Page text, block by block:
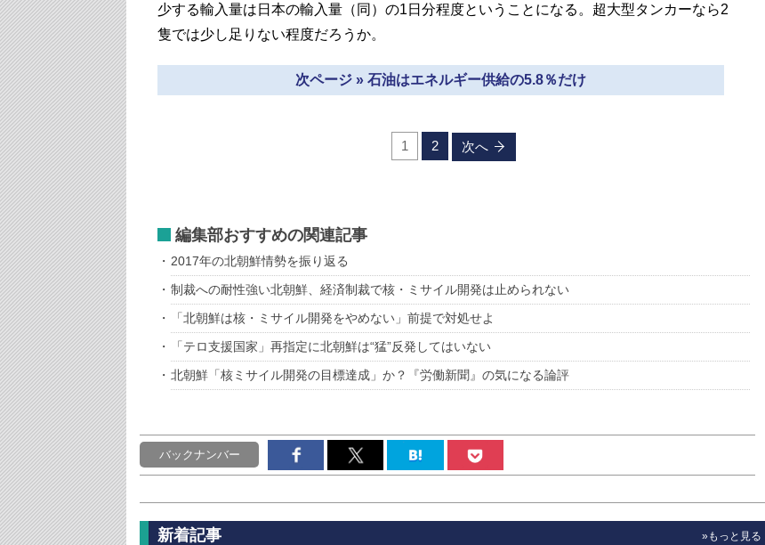
少する輸入量は日本の輸入量（同）の1日分程度ということになる。超大型タンカーなら2
隻では少し足りない程度だろうか。
次ページ » 石油はエネルギー供給の5.8％だけ
1 2 次へ
編集部おすすめの関連記事
2017年の北朝鮮情勢を振り返る
制裁への耐性強い北朝鮮、経済制裁で核・ミサイル開発は止められない
「北朝鮮は核・ミサイル開発をやめない」前提で対処せよ
「テロ支援国家」再指定に北朝鮮は“猛”反発してはいない
北朝鮮「核ミサイル開発の目標達成」か？『労働新聞』の気になる論評
バックナンバー
新着記事 »もっと見る